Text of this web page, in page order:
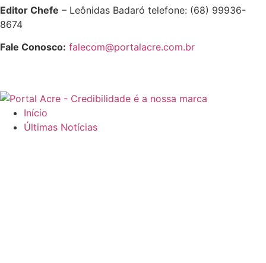
Editor Chefe – Leônidas Badaró telefone: (68) 99936-
8674
Fale Conosco: falecom@portalacre.com.br
Início
Últimas Notícias